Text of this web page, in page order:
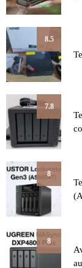
8.5
7.8
8
8